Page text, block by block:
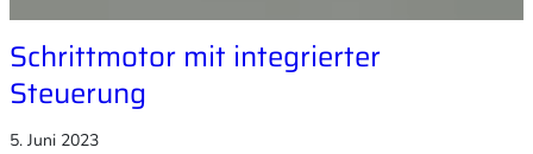
Schrittmotor mit integrierter
Steuerung
5. Juni 2023